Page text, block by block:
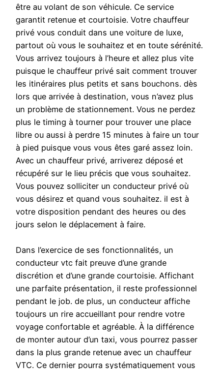
être au volant de son véhicule. Ce service
garantit retenue et courtoisie. Votre chauffeur
privé vous conduit dans une voiture de luxe,
partout où vous le souhaitez et en toute sérénité.
Vous arrivez toujours à l’heure et allez plus vite
puisque le chauffeur privé sait comment trouver
les itinéraires plus petits et sans bouchons. dès
lors que arrivée à destination, vous n’avez plus
un problème de stationnement. Vous ne perdez
plus le timing à tourner pour trouver une place
libre ou aussi à perdre 15 minutes à faire un tour
à pied puisque vous vous êtes garé assez loin.
Avec un chauffeur privé, arriverez déposé et
récupéré sur le lieu précis que vous souhaitez.
Vous pouvez solliciter un conducteur privé où
vous désirez et quand vous souhaitez. il est à
votre disposition pendant des heures ou des
jours selon le déplacement à faire.
Dans l’exercice de ses fonctionnalités, un
conducteur vtc fait preuve d’une grande
discrétion et d’une grande courtoisie. Affichant
une parfaite présentation, il reste professionnel
pendant le job. de plus, un conducteur affiche
toujours un rire accueillant pour rendre votre
voyage confortable et agréable. À la différence
de monter autour d’un taxi, vous pourrez passer
dans la plus grande retenue avec un chauffeur
VTC. Ce dernier pourra systématiquement vous